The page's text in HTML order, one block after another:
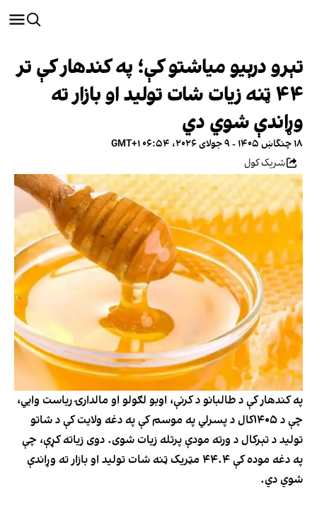
تېرو درېیو میاشتو کې؛ په کندهار کې تر
۴۴ ټنه زیات شات تولید او بازار ته
وړاندې شوي دي
۱۸ چنگاښ ۱۴۰۵ - ۹ جولای ۲۰۲۶، ۰۶:۵۴ GMT+۱
شریک کول
په کندهار کې د طالبانو د کرنې، اوبو لګولو او مالدارۍ ریاست وایي،
چې د ۱۴۰۵کال د پسرلي په موسم کې په دغه ولایت کې د شاتو
تولید د تېرکال د ورته مودې پرتله زیات شوی. دوی زیاته کړې، چې
په دغه موده کې ۴۴.۴ مټریک ټنه شات تولید او بازار ته وړاندې
شوي دي.